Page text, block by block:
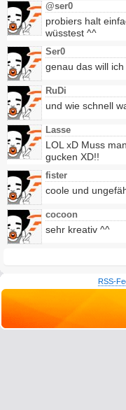
@ser0
probiers halt
wüsstest ^^
Ser0
genau das will
RuDi
und wie schnell
Lasse
LOL xD Muss
gucken XD!!
fister
coole und
cocoon
sehr kreativ ^^
RSS-